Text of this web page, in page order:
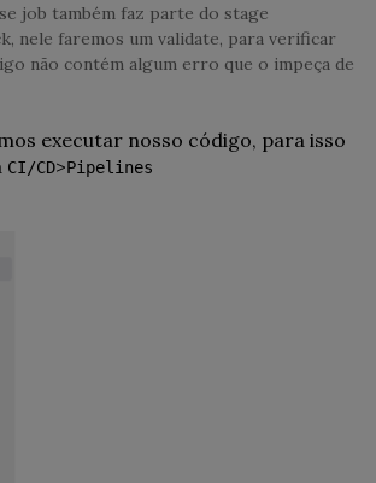
job também faz parte do stage
nele faremos um validate, para verificar
não contém algum erro que o impeça de
executar nosso código, para isso
CI/CD>Pipelines